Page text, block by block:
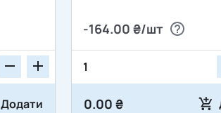
Додати
-164.00 ₴/шт
0.00 ₴